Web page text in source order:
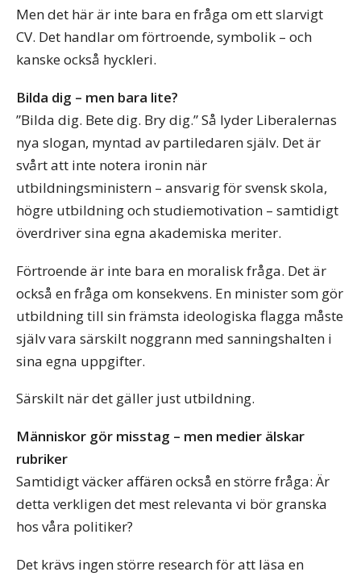
Men det här är inte bara en fråga om ett slarvigt
CV. Det handlar om förtroende, symbolik – och
kanske också hyckleri.
Bilda dig – men bara lite?
”Bilda dig. Bete dig. Bry dig.” Så lyder Liberalernas
nya slogan, myntad av partiledaren själv. Det är
svårt att inte notera ironin när
utbildningsministern – ansvarig för svensk skola,
högre utbildning och studiemotivation – samtidigt
överdriver sina egna akademiska meriter.
Förtroende är inte bara en moralisk fråga. Det är
också en fråga om konsekvens. En minister som gör
utbildning till sin främsta ideologiska flagga måste
själv vara särskilt noggrann med sanningshalten i
sina egna uppgifter.
Särskilt när det gäller just utbildning.
Människor gör misstag – men medier älskar
rubriker
Samtidigt väcker affären också en större fråga: Är
detta verkligen det mest relevanta vi bör granska
hos våra politiker?
Det krävs ingen större research för att läsa en